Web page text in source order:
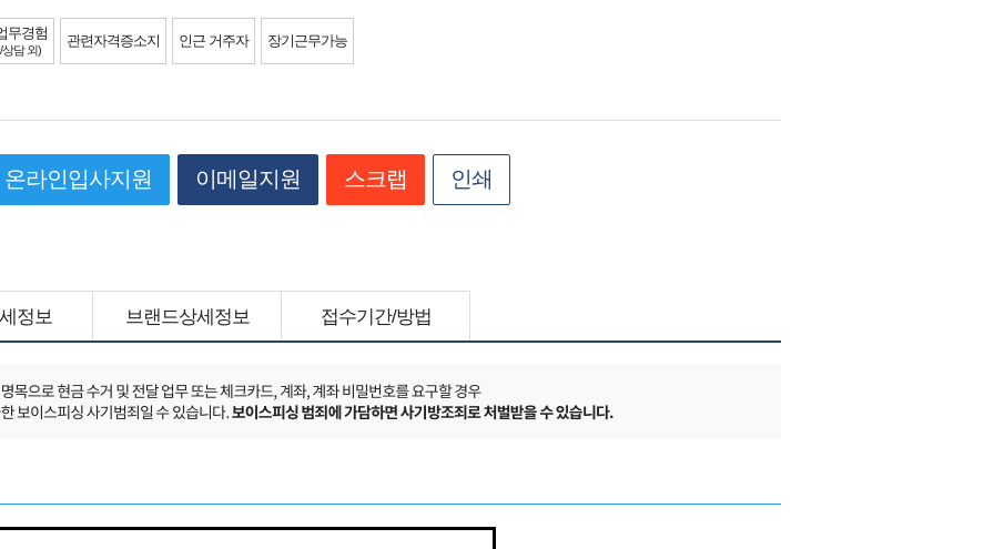
무경험
상담 외)
관련자격증소지 인근 거주자 장기근무가능
온라인입사지원 이메일지원 스크랩 인쇄
정보 브랜드상세정보 접수기간/방법